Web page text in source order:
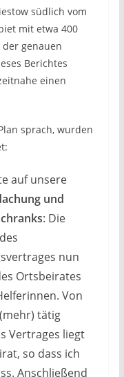
südlich vom
mit etwa 400
genauen
Berichtes
einen
sprach, wurden
auf unsere
und
: Die
nun
Ortsbeirates
Von
tätig
Vertrages liegt
so dass ich
Anschließend